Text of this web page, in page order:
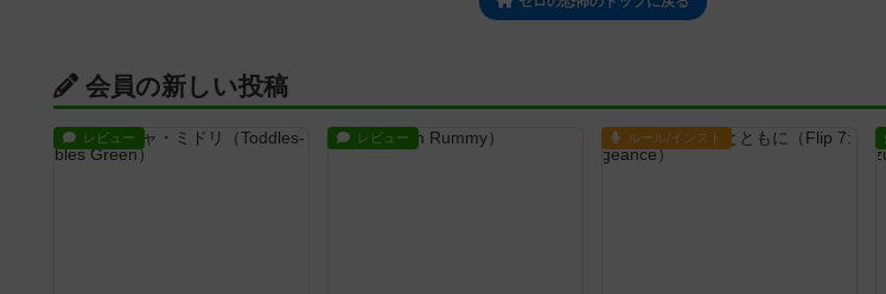
会員の新しい投稿
レビュー レビュー ルール/インスト